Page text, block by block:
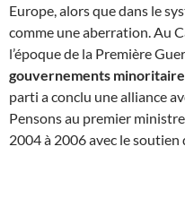
Europe, alors que dans le
comme une aberration. Au
l’époque de la Première
gouvernements
parti a conclu une alliance
Pensons au premier
2004 à 2006 avec le